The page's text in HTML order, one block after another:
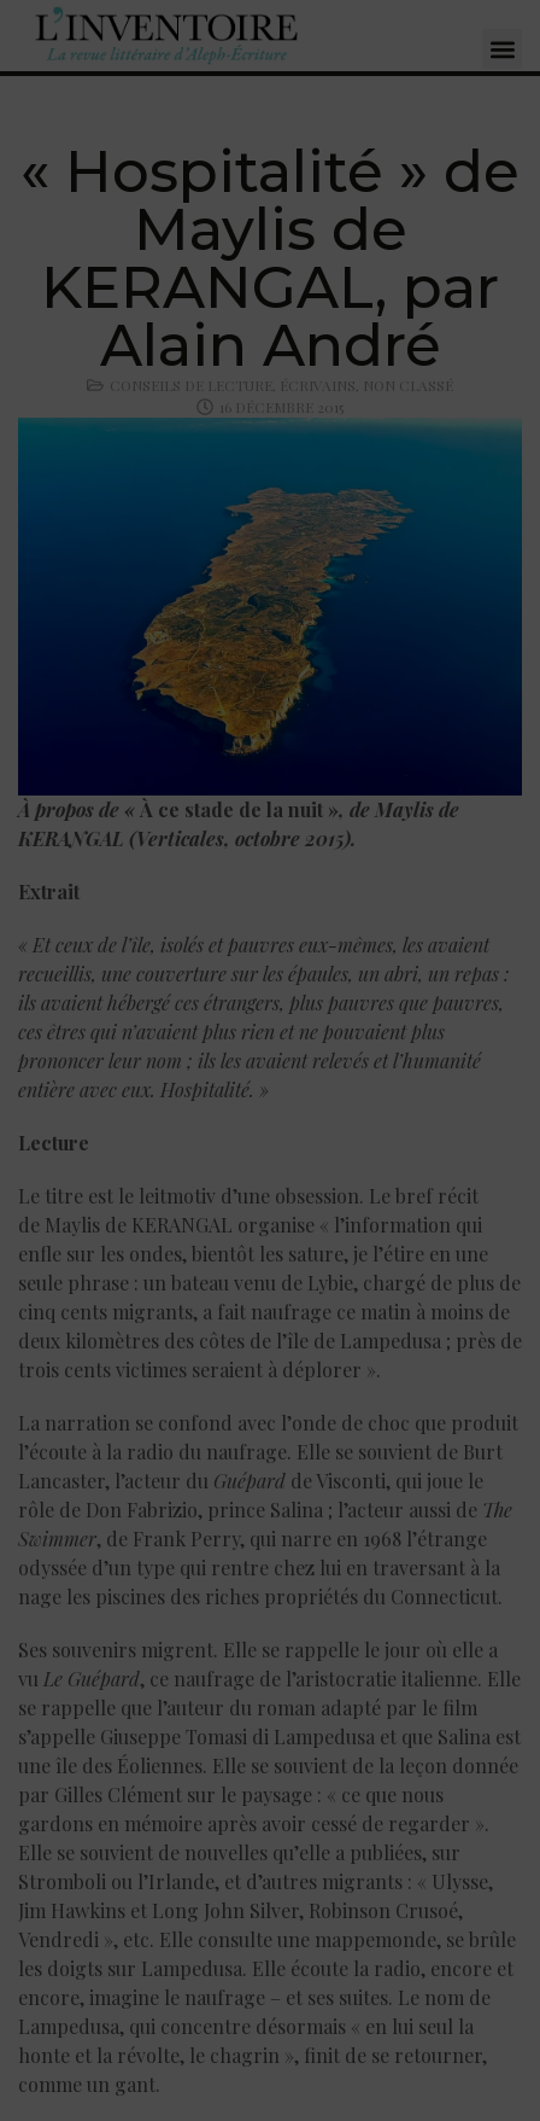
« Hospitalité » de
Maylis de
KERANGAL, par
Alain André
CONSEILS DE LECTURE ÉCRIVAINS NON CLASSÉ
16 DÉCEMBRE 2015
À propos de « À ce stade de la nuit », de Maylis de
KERANGAL (Verticales, octobre 2015).
Extrait
« Et ceux de l’île, isolés et pauvres eux-mêmes, les avaient
recueillis, une couverture sur les épaules, un abri, un repas :
ils avaient hébergé ces étrangers, plus pauvres que pauvres,
ces êtres qui n’avaient plus rien et ne pouvaient plus
prononcer leur nom ; ils les avaient relevés et l’humanité
entière avec eux. Hospitalité. »
Lecture
Le titre est le leitmotiv d’une obsession. Le bref récit
de Maylis de KERANGAL organise « l’information qui
enfle sur les ondes, bientôt les sature, je l’étire en une
seule phrase : un bateau venu de Lybie, chargé de plus de
cinq cents migrants, a fait naufrage ce matin à moins de
deux kilomètres des côtes de l’île de Lampedusa ; près de
trois cents victimes seraient à déplorer ».
La narration se confond avec l’onde de choc que produit
l’écoute à la radio du naufrage. Elle se souvient de Burt
Lancaster, l’acteur du Guépard de Visconti, qui joue le
rôle de Don Fabrizio, prince Salina ; l’acteur aussi de The
Swimmer, de Frank Perry, qui narre en 1968 l’étrange
odyssée d’un type qui rentre chez lui en traversant à la
nage les piscines des riches propriétés du Connecticut.
Ses souvenirs migrent. Elle se rappelle le jour où elle a
vu Le Guépard, ce naufrage de l’aristocratie italienne. Elle
se rappelle que l’auteur du roman adapté par le film
s’appelle Giuseppe Tomasi di Lampedusa et que Salina est
une île des Éoliennes. Elle se souvient de la leçon donnée
par Gilles Clément sur le paysage : « ce que nous
gardons en mémoire après avoir cessé de regarder ».
Elle se souvient de nouvelles qu’elle a publiées, sur
Stromboli ou l’Irlande, et d’autres migrants : « Ulysse,
Jim Hawkins et Long John Silver, Robinson Crusoé,
Vendredi », etc. Elle consulte une mappemonde, se brûle
les doigts sur Lampedusa. Elle écoute la radio, encore et
encore, imagine le naufrage – et ses suites. Le nom de
Lampedusa, qui concentre désormais « en lui seul la
honte et la révolte, le chagrin », finit de se retourner,
comme un gant.